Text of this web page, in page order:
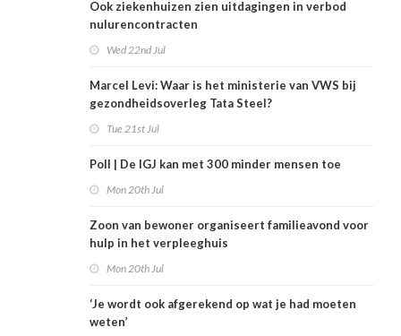
Ook ziekenhuizen zien uitdagingen in verbod
nulurencontracten
Wed 22nd Jul
Marcel Levi: Waar is het ministerie van VWS bij
gezondheidsoverleg Tata Steel?
Tue 21st Jul
Poll | De IGJ kan met 300 minder mensen toe
Mon 20th Jul
Zoon van bewoner organiseert familieavond voor
hulp in het verpleeghuis
Mon 20th Jul
‘Je wordt ook afgerekend op wat je had moeten
weten’